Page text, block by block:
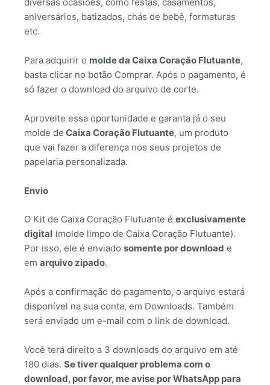
aniversários, batizados, chás de bebê, formaturas
etc.
Para adquirir o molde da Caixa Coração Flutuante,
basta clicar no botão Comprar. Após o pagamento, é
só fazer o download do arquivo de corte.
Aproveite essa oportunidade e garanta já o seu
molde de Caixa Coração Flutuante, um produto
que vai fazer a diferença nos seus projetos de
papelaria personalizada.
Envio
O Kit de Caixa Coração Flutuante é exclusivamente
digital (molde limpo de Caixa Coração Flutuante).
Por isso, ele é enviado somente por download e
em arquivo zipado.
Após a confirmação do pagamento, o arquivo estará
disponível na sua conta, em Downloads. Também
será enviado um e-mail com o link de download.
Você terá direito a 3 downloads do arquivo em até
180 dias. Se tiver qualquer problema com o
download, por favor, me avise por WhatsApp para